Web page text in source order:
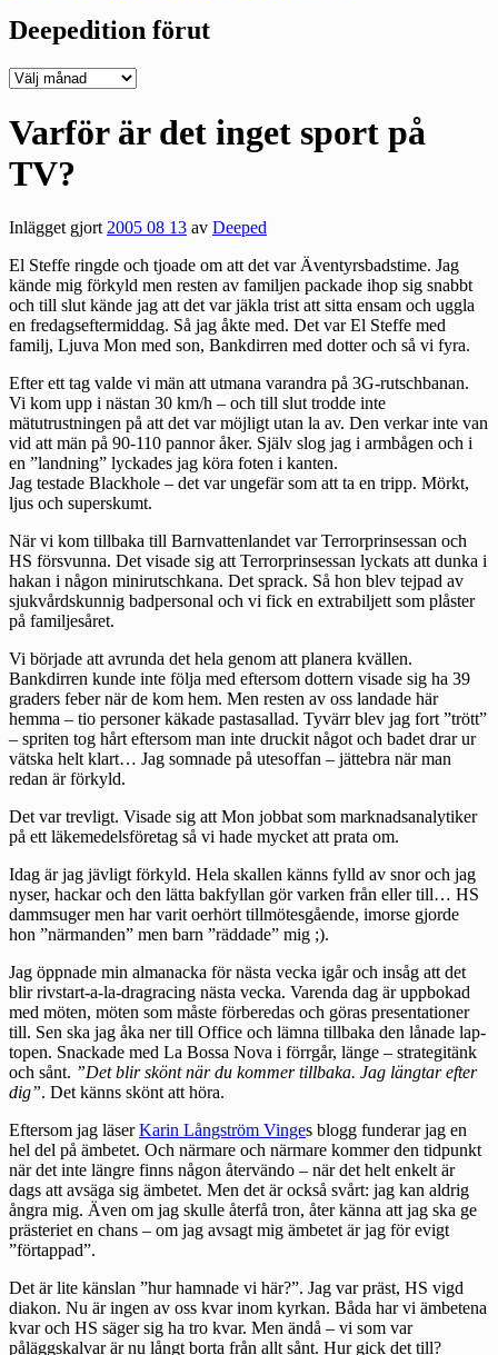
Deepedition förut
Deepedition
Varför är det inget sport på
TV?
Inlägget gjort2005 08 13 av Deeped
El Steffe ringde och tjoade om att det var Äventyrsbadstime. Jag
kände mig förkyld men resten av familjen packade ihop sig snabbt
och till slut kände jag att det var jäkla trist att sitta ensam och uggla
en fredagseftermiddag. Så jag åkte med. Det var El Steffe med
familj, Ljuva Mon med son, Bankdirren med dotter och så vi fyra.
Efter ett tag valde vi män att utmana varandra på 3G-rutschbanan.
Vi kom upp i nästan 30 km/h – och till slut trodde inte
mätutrustningen på att det var möjligt utan la av. Den verkar inte van
vid att män på 90-110 pannor åker. Själv slog jag i armbågen och i
en ”landning” lyckades jag köra foten i kanten.
Jag testade Blackhole – det var ungefär som att ta en tripp. Mörkt,
ljus och superskumt.
När vi kom tillbaka till Barnvattenlandet var Terrorprinsessan och
HS försvunna. Det visade sig att Terrorprinsessan lyckats att dunka i
hakan i någon minirutschkana. Det sprack. Så hon blev tejpad av
sjukvårdskunnig badpersonal och vi fick en extrabiljett som plåster
på familjesåret.
Vi började att avrunda det hela genom att planera kvällen.
Bankdirren kunde inte följa med eftersom dottern visade sig ha 39
graders feber när de kom hem. Men resten av oss landade här
hemma – tio personer käkade pastasallad. Tyvärr blev jag fort ”trött”
– spriten tog hårt eftersom man inte druckit något och badet drar ur
vätska helt klart… Jag somnade på utesoffan – jättebra när man
redan är förkyld.
Det var trevligt. Visade sig att Mon jobbat som marknadsanalytiker
på ett läkemedelsföretag så vi hade mycket att prata om.
Idag är jag jävligt förkyld. Hela skallen känns fylld av snor och jag
nyser, hackar och den lätta bakfyllan gör varken från eller till… HS
dammsuger men har varit oerhört tillmötesgående, imorse gjorde
hon ”närmanden” men barn ”räddade” mig ;).
Jag öppnade min almanacka för nästa vecka igår och insåg att det
blir rivstart-a-la-dragracing nästa vecka. Varenda dag är uppbokad
med möten, möten som måste förberedas och göras presentationer
till. Sen ska jag åka ner till Office och lämna tillbaka den lånade lap-
topen. Snackade med La Bossa Nova i förrgår, länge – strategitänk
och sånt. ”Det blir skönt när du kommer tillbaka. Jag längtar efter
dig”. Det känns skönt att höra.
Eftersom jag läserKarin Långström Vinges blogg funderar jag en
hel del på ämbetet. Och närmare och närmare kommer den tidpunkt
när det inte längre finns någon återvändo – när det helt enkelt är
dags att avsäga sig ämbetet. Men det är också svårt: jag kan aldrig
ångra mig. Även om jag skulle återfå tron, åter känna att jag ska ge
prästeriet en chans – om jag avsagt mig ämbetet är jag för evigt
”förtappad”.
Det är lite känslan ”hur hamnade vi här?”. Jag var präst, HS vigd
diakon. Nu är ingen av oss kvar inom kyrkan. Båda har vi ämbetena
kvar och HS säger sig ha tro kvar. Men ändå – vi som var
påläggskalvar är nu långt borta från allt sånt. Hur gick det till?